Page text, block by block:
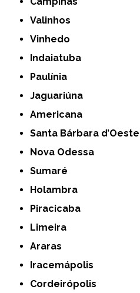
Valinhos
Vinhedo
Indaiatuba
Paulínia
Jaguariúna
Americana
Santa Bárbara d’Oeste
Nova Odessa
Sumaré
Holambra
Piracicaba
Limeira
Araras
Iracemápolis
Cordeirópolis